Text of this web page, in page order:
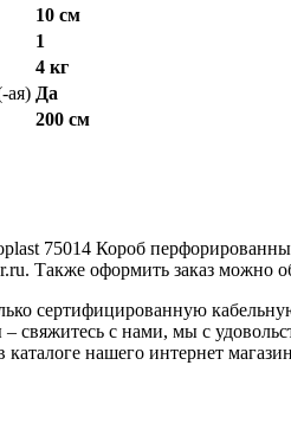
10 см
1
4 кг
ая) Да
200 см
75014 Короб
Также оформить заказ
сертифицированную
– свяжитесь с нами, мы с
нашего интернет